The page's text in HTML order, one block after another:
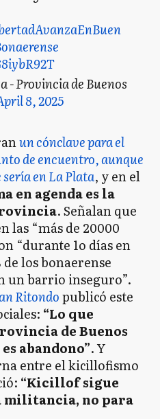
Provincia de Buenos
8, 2025
un cónclave para el
de encuentro, aunque
en La Plata, y en el
en agenda es la
. Señalan que
las “más de 20000
“durante 1o días en
los bonaerense
un barrio inseguro”.
Ritondopublicó este
“Lo que
de Buenos
abandono”. Y
entre el kicillofismo
“Kicillof sigue
militancia, no para